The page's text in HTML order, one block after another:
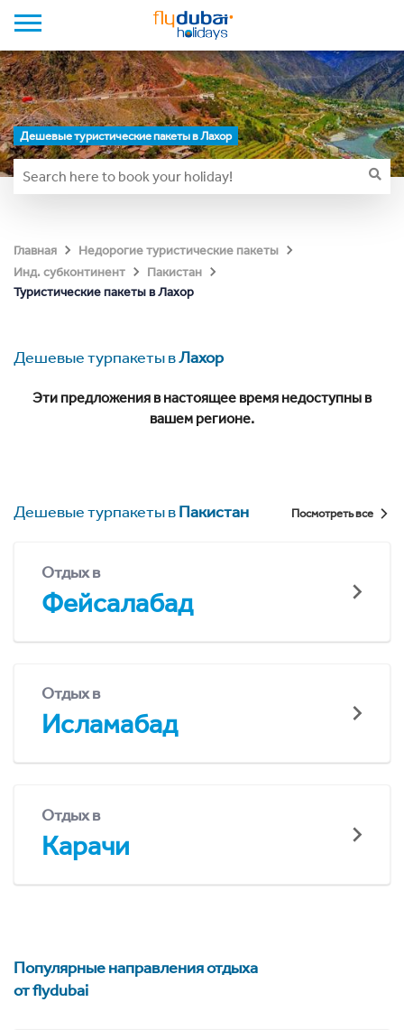
Дешевые туристические пакеты в Лахор
Главная
Недорогие туристические пакеты
Инд. субконтинент
Пакистан
Туристические пакеты в Лахор
Дешевые турпакеты вЛахор
Эти предложения в настоящее время недоступны в
вашем регионе.
Дешевые турпакеты вПакистан Посмотреть все
Отдых в
Фейсалабад
Отдых в
Исламабад
Отдых в
Карачи
Популярные направления отдыха
от flydubai